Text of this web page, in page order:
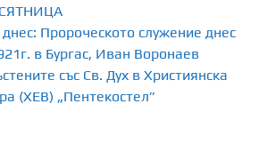
Пророческото служение днес
в Бургас, Иван Воронаев
със Св. Дух в Християнска
(ХЕВ) „Пентекостел”